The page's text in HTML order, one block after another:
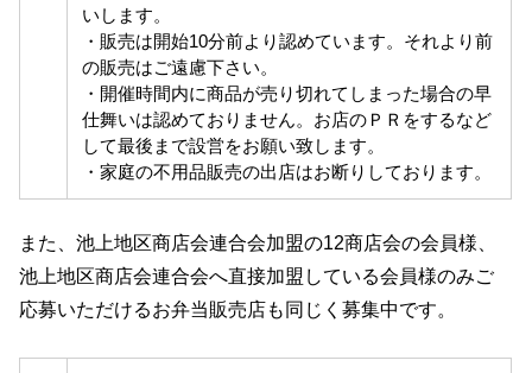
いします。
・販売は開始10分前より認めています。それより前
の販売はご遠慮下さい。
・開催時間内に商品が売り切れてしまった場合の早
仕舞いは認めておりません。お店のＰＲをするなど
して最後まで設営をお願い致します。
・家庭の不用品販売の出店はお断りしております。
また、池上地区商店会連合会加盟の12商店会の会員様、
池上地区商店会連合会へ直接加盟している会員様のみご
応募いただけるお弁当販売店も同じく募集中です。